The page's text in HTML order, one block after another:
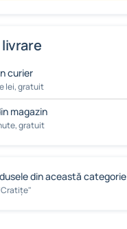
curier
lei, gratuit
magazin
gratuit
din această categorie